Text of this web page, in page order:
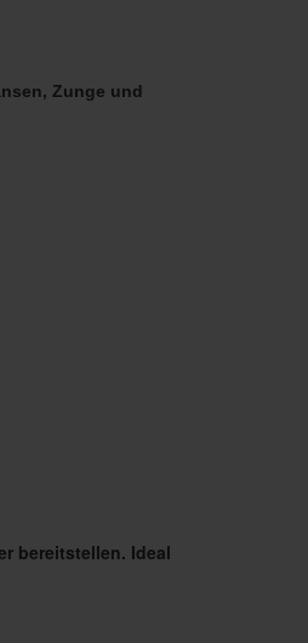
Zunge und
bereitstellen. Ideal